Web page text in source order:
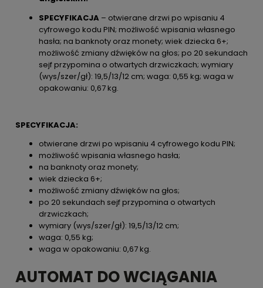
SPECYFIKACJA – otwierane drzwi po wpisaniu 4
cyfrowego kodu PIN; możliwość wpisania własnego
hasła; na banknoty oraz monety; wiek dziecka 6+;
możliwość zmiany dźwięków na głos; po 20 sekundach
sejf przypomina o otwartych drzwiczkach; wymiary
(wys/szer/gł): 19,5/13/12 cm; waga: 0,55 kg; waga w
opakowaniu: 0,67 kg.
SPECYFIKACJA:
otwierane drzwi po wpisaniu 4 cyfrowego kodu PIN;
możliwość wpisania własnego hasła;
na banknoty oraz monety;
wiek dziecka 6+;
możliwość zmiany dźwięków na głos;
po 20 sekundach sejf przypomina o otwartych
drzwiczkach;
wymiary (wys/szer/gł): 19,5/13/12 cm;
waga: 0,55 kg;
waga w opakowaniu: 0,67 kg.
AUTOMAT DO WCIĄGANIA